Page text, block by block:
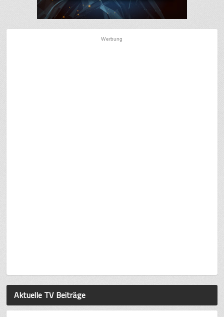
Werbung
Aktuelle TV Beiträge